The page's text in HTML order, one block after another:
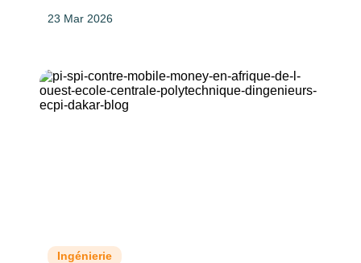
23 Mar 2026
Ingénierie